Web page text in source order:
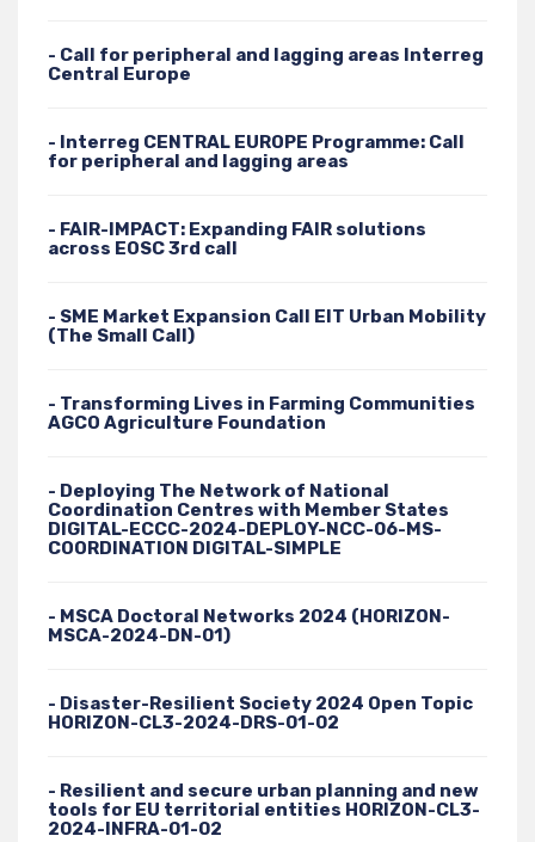
- Call for peripheral and lagging areas Interreg
Central Europe
- Interreg CENTRAL EUROPE Programme: Call
for peripheral and lagging areas
- FAIR-IMPACT: Expanding FAIR solutions
across EOSC 3rd call
- SME Market Expansion Call EIT Urban Mobility
(The Small Call)
- Transforming Lives in Farming Communities
AGCO Agriculture Foundation
- Deploying The Network of National
Coordination Centres with Member States
DIGITAL-ECCC-2024-DEPLOY-NCC-06-MS-
COORDINATION DIGITAL-SIMPLE
- MSCA Doctoral Networks 2024 (HORIZON-
MSCA-2024-DN-01)
- Disaster-Resilient Society 2024 Open Topic
HORIZON-CL3-2024-DRS-01-02
- Resilient and secure urban planning and new
tools for EU territorial entities HORIZON-CL3-
2024-INFRA-01-02